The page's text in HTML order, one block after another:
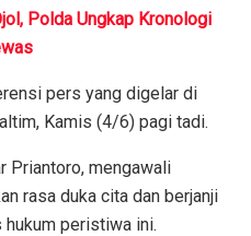
Polda Ungkap Kronologi
pers yang digelar di
Kamis (4/6) pagi tadi.
Priantoro, mengawali
rasa duka cita dan berjanji
peristiwa ini.